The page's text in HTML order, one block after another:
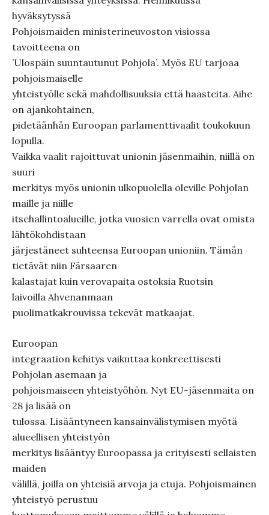
hyväksytyssä
Pohjoismaiden ministerineuvoston visiossa
tavoitteena on
’Ulospäin suuntautunut Pohjola’. Myös EU tarjoaa
pohjoismaiselle
yhteistyölle sekä mahdollisuuksia että haasteita. Aihe
on ajankohtainen,
pidetäänhän Euroopan parlamenttivaalit toukokuun
lopulla.
Vaikka vaalit rajoittuvat unionin jäsenmaihin, niillä on
suuri
merkitys myös unionin ulkopuolella oleville Pohjolan
maille ja niille
itsehallintoalueille, jotka vuosien varrella ovat omista
lähtökohdistaan
järjestäneet suhteensa Euroopan unioniin. Tämän
tietävät niin Färsaaren
kalastajat kuin verovapaita ostoksia Ruotsin
laivoilla Ahvenanmaan
puolimatkakrouvissa tekevät matkaajat.
Euroopan
integraation kehitys vaikuttaa konkreettisesti
Pohjolan asemaan ja
pohjoismaiseen yhteistyöhön. Nyt EU-jäsenmaita on
28 ja lisää on
tulossa. Lisääntyneen kansainvälistymisen myötä
alueellisen yhteistyön
merkitys lisääntyy Euroopassa ja erityisesti sellaisten
maiden
välillä, joilla on yhteisiä arvoja ja etuja. Pohjoismainen
yhteistyö perustuu